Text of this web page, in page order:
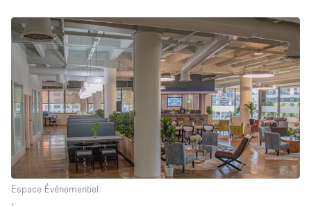
Espace Événementiel
∙